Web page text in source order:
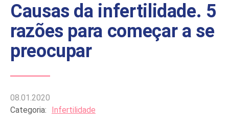
Causas da infertilidade. 5
razões para começar a se
preocupar
08.01.2020
Categoria:
Infertilidade